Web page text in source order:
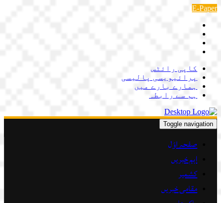
Skip
content
E-Paper
کاپی رائٹس
پرائیویسی پالیسی
ہمارے بارے میں
ہم سے رابطہ
Toggle navigation
صفحہ اوّل
اہم خبریں
کشمیر
مقامی خبریں